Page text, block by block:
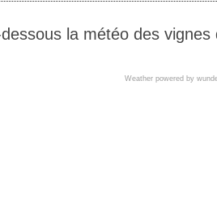
la météo des
Weather powered by